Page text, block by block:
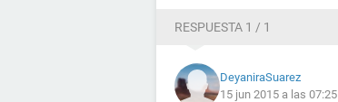
RESPUESTA 1 / 1
DeyaniraSuarez
15 jun 2015 a las 07:25